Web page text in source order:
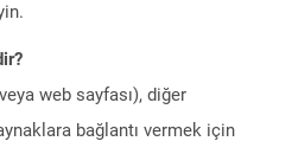
web sayfası), diğer
bağlantı vermek için